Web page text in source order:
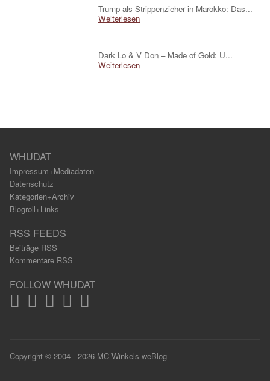
Trump als Strippenzieher in Marokko: Das...
Weiterlesen
Dark Lo & V Don – Made of Gold: U...
Weiterlesen
WHUDAT
Impressum+Mediadaten
Datenschutz
Kategorien+Archiv
Blogroll+Links
RSS FEEDS
Beiträge RSS
Kommentare RSS
FOLLOW WHUDAT
Copyright © 2004 - 2026 MC Winkels weBlog